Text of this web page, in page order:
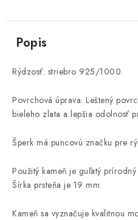
Popis
Rýdzosť: striebro 925/1000.
Povrchová úprava: Leštený
bieleho zlata a lepšia odolnosť
Šperk má puncovú značku pre
Použitý kameň je guľatý
Šírka prsteňa je 19 mm.
Kameň sa vyznačuje kvalitnou